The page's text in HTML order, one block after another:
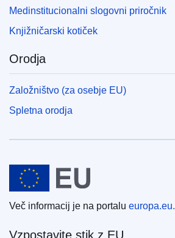
Medinstitucionalni slogovni priročnik
Knjižničarski kotiček
Orodja
Založništvo (za osebje EU)
Spletna orodja
Evropska unija
Več informacij je na portalu europa.eu.
Vzpostavite stik z EU